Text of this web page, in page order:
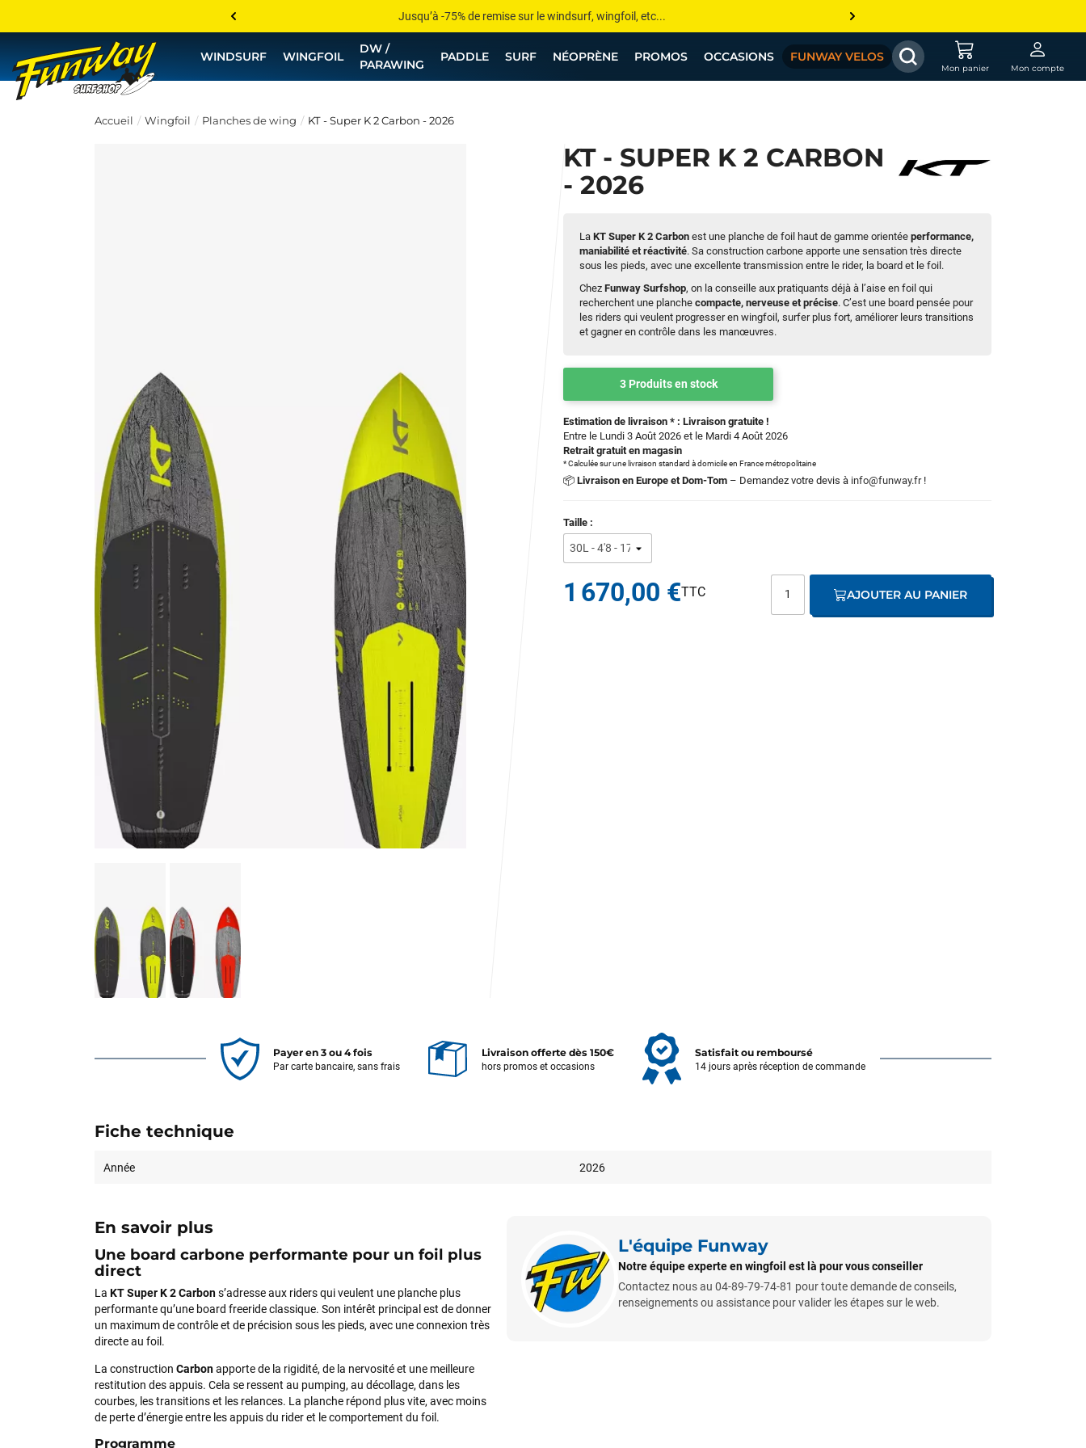
Jusqu’à -75% de remise sur le windsurf, wingfoil, etc...
💰 Meilleur prix garanti — Moins cher ailleurs ? On s’aligne !
Besoin de conseils de pro ? Appelle nous !
WINDSURF WINGFOIL
DW /
PARAWING
PADDLE SURF NÉOPRÈNE PROMOS OCCASIONS FUNWAY VELOS
Mon panier Mon compte
Accueil Wingfoil Planches de wing KT - Super K 2 Carbon - 2026
KT - SUPER K 2 CARBON
- 2026
La KT Super K 2 Carbon est une planche de foil haut de gamme orientée performance,
maniabilité et réactivité. Sa construction carbone apporte une sensation très directe
sous les pieds, avec une excellente transmission entre le rider, la board et le foil.
Chez Funway Surfshop, on la conseille aux pratiquants déjà à l’aise en foil qui
recherchent une planche compacte, nerveuse et précise. C’est une board pensée pour
les riders qui veulent progresser en wingfoil, surfer plus fort, améliorer leurs transitions
et gagner en contrôle dans les manœuvres.
3 Produits en stock
Estimation de livraison * : Livraison gratuite !
Entre le Lundi 3 Août 2026 et le Mardi 4 Août 2026
Retrait gratuit en magasin
* Calculée sur une livraison standard à domicile en France métropolitaine
📦 Livraison en Europe et Dom-Tom – Demandez votre devis à info@funway.fr!
Taille :
1 670,00 € AJOUTER AU PANIER
Payer en 3 ou 4 fois
Par carte bancaire, sans frais
Livraison offerte dès 150€
hors promos et occasions
Satisfait ou remboursé
14 jours après réception de commande
Fiche technique
Année 2026
En savoir plus
Une board carbone performante pour un foil plus
direct
La KT Super K 2 Carbons’adresse aux riders qui veulent une planche plus
performante qu’une board freeride classique. Son intérêt principal est de donner
un maximum de contrôle et de précision sous les pieds, avec une connexion très
directe au foil.
La construction Carbonapporte de la rigidité, de la nervosité et une meilleure
restitution des appuis. Cela se ressent au pumping, au décollage, dans les
courbes, les transitions et les relances. La planche répond plus vite, avec moins
de perte d’énergie entre les appuis du rider et le comportement du foil.
Programme
L'équipe Funway
Notre équipe experte en wingfoil est là pour vous conseiller
Contactez nous au 04-89-79-74-81 pour toute demande de conseils,
renseignements ou assistance pour valider les étapes sur le web.